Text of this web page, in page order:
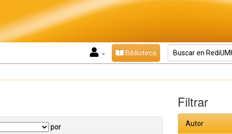
Biblioteca
por
Filtrar
Autor